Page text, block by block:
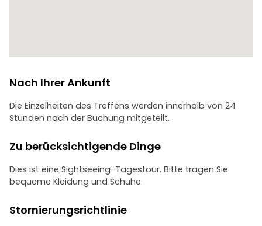
Nach Ihrer Ankunft
Die Einzelheiten des Treffens werden innerhalb von 24
Stunden nach der Buchung mitgeteilt.
Zu berücksichtigende Dinge
Dies ist eine Sightseeing-Tagestour. Bitte tragen Sie
bequeme Kleidung und Schuhe.
Stornierungsrichtlinie